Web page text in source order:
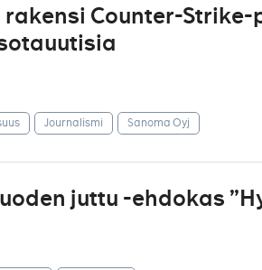
Counter-
Journalismi Sanoma Oyj
juttu -ehdokas